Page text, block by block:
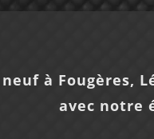
à Fougères,
avec notre